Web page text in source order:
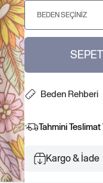
BEDEN SEÇINIZ
Beden Rehberi
Tahmini Teslimat
Kargo & İade